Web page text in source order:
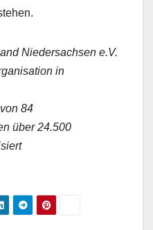
Niedersachsen e.V.
in
84
über 24.500